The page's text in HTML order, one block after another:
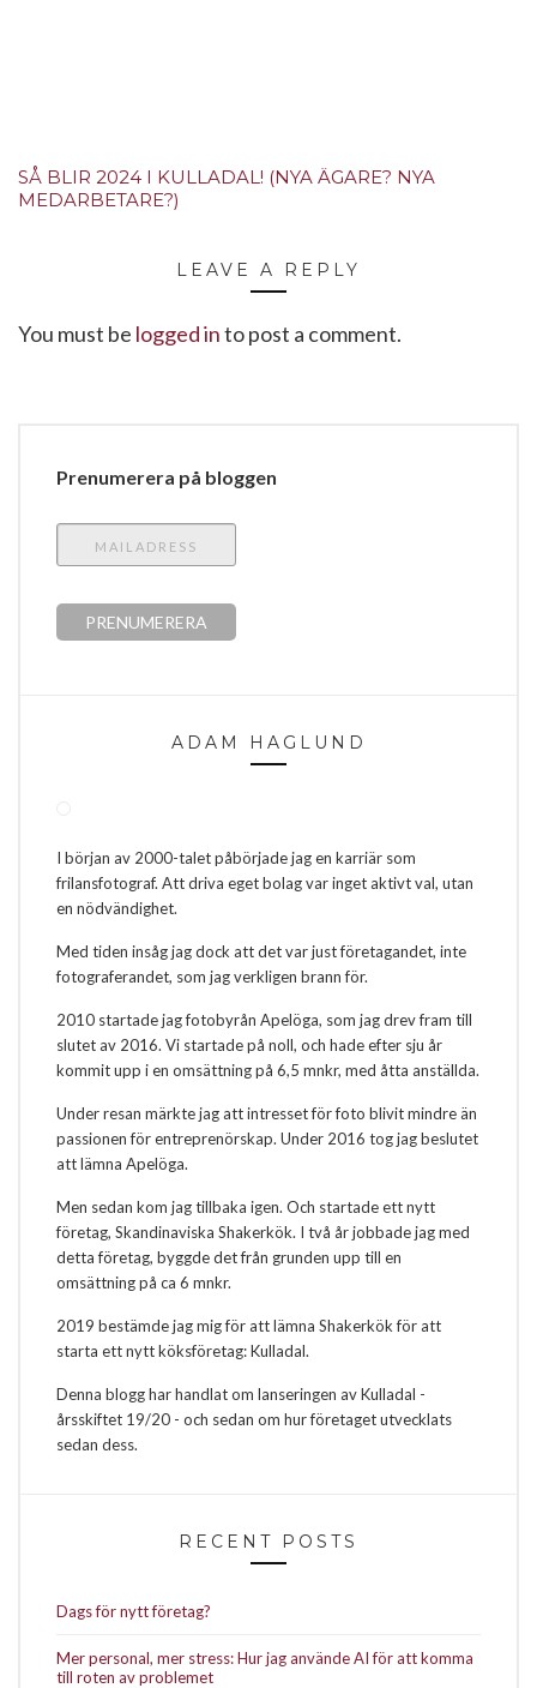
SÅ BLIR 2024 I KULLADAL! (NYA ÄGARE? NYA
MEDARBETARE?)
LEAVE A REPLY
You must be logged into post a comment.
Prenumerera på bloggen
ADAM HAGLUND
I början av 2000-talet påbörjade jag en karriär som
frilansfotograf. Att driva eget bolag var inget aktivt val, utan
en nödvändighet.
Med tiden insåg jag dock att det var just företagandet, inte
fotograferandet, som jag verkligen brann för.
2010 startade jag fotobyrån Apelöga, som jag drev fram till
slutet av 2016. Vi startade på noll, och hade efter sju år
kommit upp i en omsättning på 6,5 mnkr, med åtta anställda.
Under resan märkte jag att intresset för foto blivit mindre än
passionen för entreprenörskap. Under 2016 tog jag beslutet
att lämna Apelöga.
Men sedan kom jag tillbaka igen. Och startade ett nytt
företag, Skandinaviska Shakerkök. I två år jobbade jag med
detta företag, byggde det från grunden upp till en
omsättning på ca 6 mnkr.
2019 bestämde jag mig för att lämna Shakerkök för att
starta ett nytt köksföretag: Kulladal.
Denna blogg har handlat om lanseringen av Kulladal -
årsskiftet 19/20 - och sedan om hur företaget utvecklats
sedan dess.
RECENT POSTS
Dags för nytt företag?
Mer personal, mer stress: Hur jag använde AI för att komma
till roten av problemet